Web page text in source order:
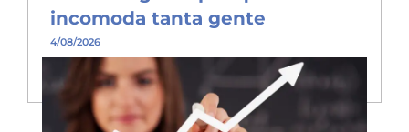
incomoda tanta gente
4/08/2026